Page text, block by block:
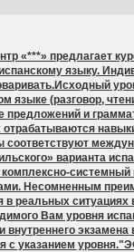
курсы
языку.
(разговор,
и
варианта
Несомненным
реальных
Вам уровня
с указанием